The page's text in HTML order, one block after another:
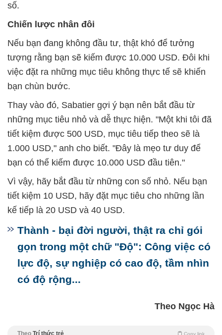
số.
Chiến lược nhân đôi
Nếu bạn đang không đầu tư, thật khó để tưởng
tượng rằng bạn sẽ kiếm được 10.000 USD. Đôi khi
việc đặt ra những mục tiêu không thực tế sẽ khiến
bạn chùn bước.
Thay vào đó, Sabatier gợi ý bạn nên bắt đầu từ
những mục tiêu nhỏ và dễ thực hiện. "Một khi tôi đã
tiết kiệm được 500 USD, mục tiêu tiếp theo sẽ là
1.000 USD," anh cho biết. "Đây là mẹo tư duy để
bạn có thể kiếm được 10.000 USD đầu tiên."
Vì vậy, hãy bắt đầu từ những con số nhỏ. Nếu bạn
tiết kiệm 10 USD, hãy đặt mục tiêu cho những lần
kế tiếp là 20 USD và 40 USD.
Thành - bại đời người, thật ra chỉ gói
gọn trong một chữ "Độ": Công việc có
lực độ, sự nghiệp có cao độ, tầm nhìn
có độ rộng...
Theo Ngọc Hà
Theo Trí thức trẻ Copy link